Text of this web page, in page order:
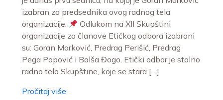
izabran za predsednika ovog radnog tela
organizacije.
Odlukom na XII Skupštini
organizacije za članove Etičkog odbora izabrani
su: Goran Marković, Predrag Perišić, Predrag
Pega Popović i Balša Đogo. Etički odbor je stalno
radno telo Skupštine, koje se stara […]
Pročitaj više